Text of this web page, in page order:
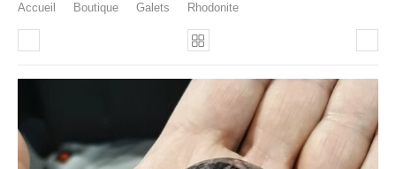
Accueil Boutique Galets Rhodonite